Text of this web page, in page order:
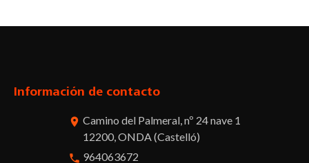
Información de contacto
room Camino del Palmeral, nº 24 nave 1
12200, ONDA (Castelló)
phone 964063672